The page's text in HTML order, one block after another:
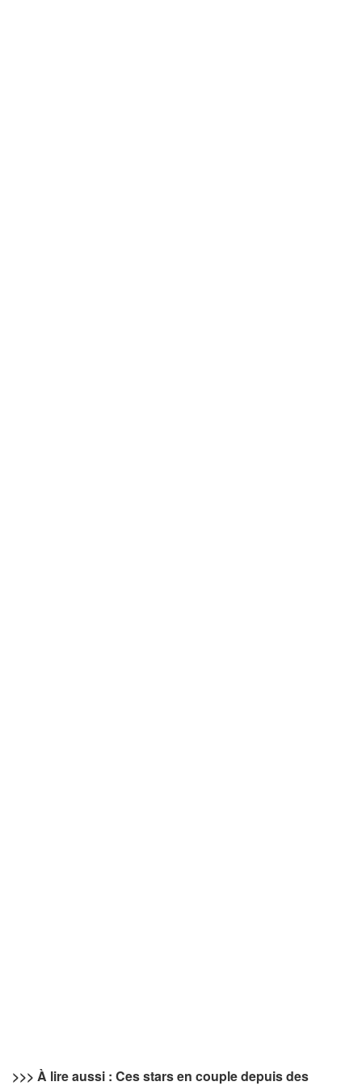
>>> À lire aussi : Ces stars en couple depuis des